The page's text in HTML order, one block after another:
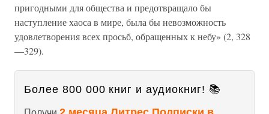
пригодными для общества и предотвращало бы
наступление хаоса в мире, была бы невозможность
удовлетворения всех просьб, обращенных к небу» (2, 328
—329).
Более 800 000 книг и аудиокниг! 📚